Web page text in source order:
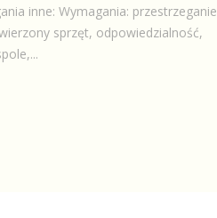
inne: Wymagania: przestrzeganie
sprzęt, odpowiedzialność,